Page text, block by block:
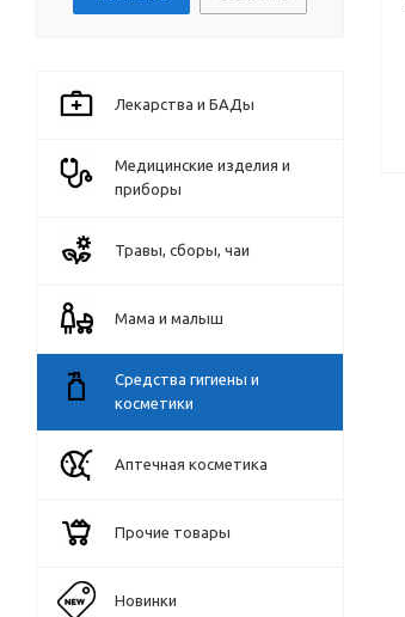
Лекарства и БАДы
Медицинские изделия и
приборы
Травы, сборы, чаи
Мама и малыш
Средства гигиены и
косметики
Аптечная косметика
Прочие товары
Новинки